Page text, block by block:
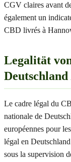
CGV claires avant
également un
CBD livrés à
Legalität
Le cadre légal du
nationale de
européennes pour
légal en
sous la supervision